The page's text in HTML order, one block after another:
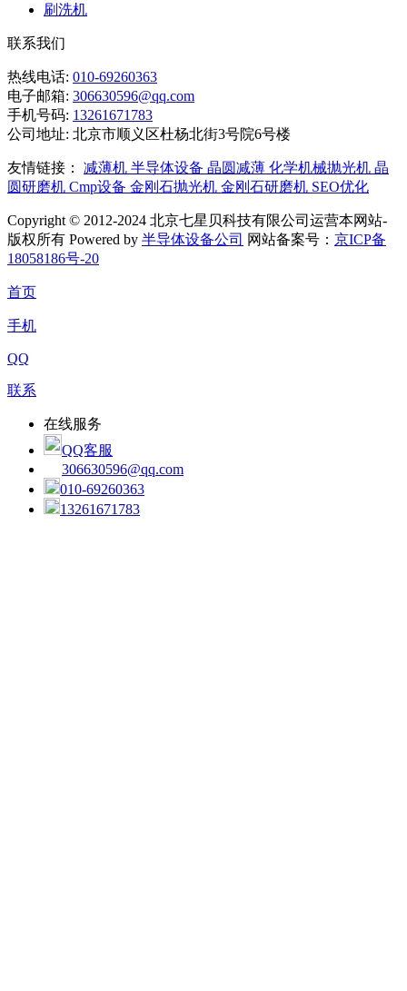
刷洗机
联系我们
热线电话: 010-69260363
电子邮箱: 306630596@qq.com
手机号码: 13261671783
公司地址: 北京市顺义区杜杨北街3号院6号楼
友情链接： 减薄机 半导体设备 晶圆减薄 化学机械抛光机 晶
圆研磨机 Cmp设备 金刚石抛光机 金刚石研磨机 SEO优化
Copyright © 2012-2024 北京七星贝科技有限公司运营本网站-
版权所有 Powered by 半导体设备公司 网站备案号： 京ICP备
18058186号-20
首页
手机
QQ
联系
在线服务
QQ客服
306630596@qq.com
010-69260363
13261671783